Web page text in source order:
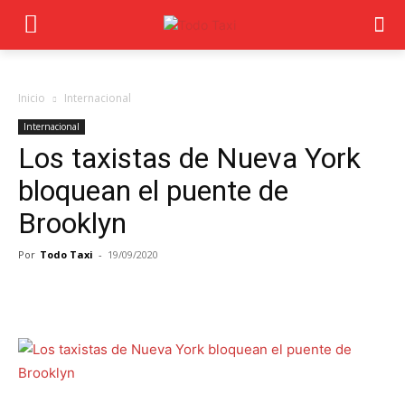
Inicio Internacional
Internacional
Los taxistas de Nueva York
bloquean el puente de
Brooklyn
Por Todo Taxi - 19/09/2020